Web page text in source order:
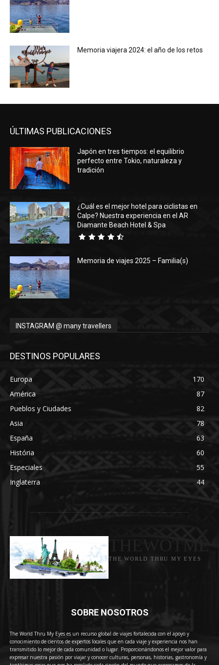
Memoria viajera 2024: el año de los retos
ÚLTIMAS PUBLICACIONES
Japón en tres tiempos: el equilibrio
perfecto entre Tokio, naturaleza y
tradición
¿Cuál es el mejor hotel para ciclistas en
Calpe? Nuestra experiencia en el AR
Diamante Beach Hotel & Spa
Memoria de viajes 2025 – Familia(s)
INSTAGRAM @ many travellers
DESTINOS POPULARES
Europa
170
América
87
Pueblos y Ciudades
82
Asia
78
España
63
História
60
Especiales
55
Inglaterra
44
THE WORLD THRU MY EYES
SOBRE NOSOTROS
The World Thru My Eyes es un recurso global de viajes fortalecida con el apoyo y
conocimiento de cientos de expertos locales que en cada viaje y experiencia nos han
transmitido lo mejor de cada comunidad o lugar. Proporcionándonos el mejor valor para
expresar nuestra pasión por viajar y conocer culturas, personas, historias, gastronomía y